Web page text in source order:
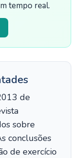
tempo real.
de
sobre
conclusões
de exercício